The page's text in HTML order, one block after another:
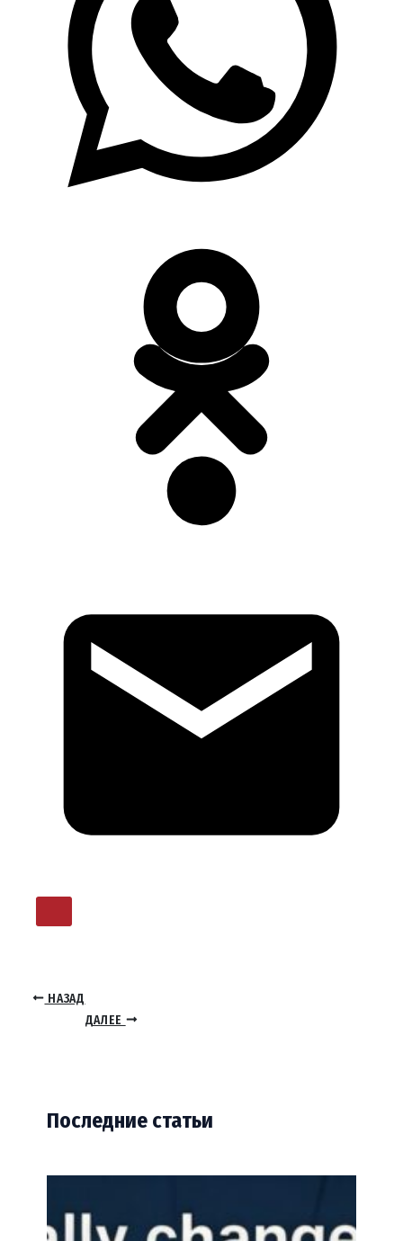
НАЗАД
ДАЛЕЕ
Последние статьи